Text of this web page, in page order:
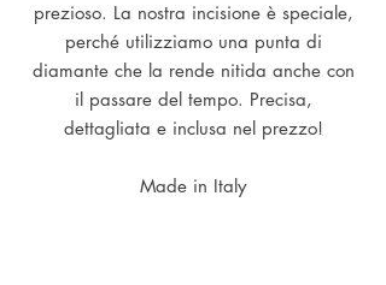
prezioso. La nostra incisione è speciale,
perché utilizziamo una punta di
diamante che la rende nitida anche con
il passare del tempo. Precisa,
dettagliata e inclusa nel prezzo!
Made in Italy